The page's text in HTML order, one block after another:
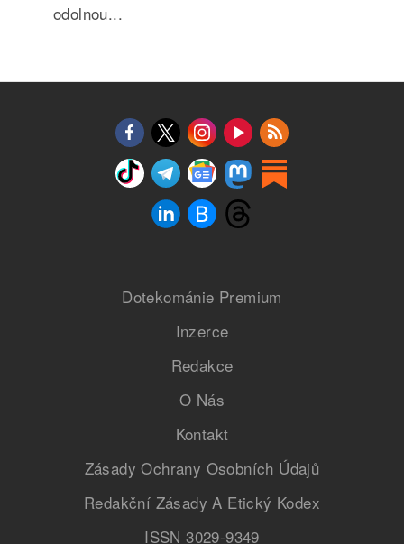
odolnou...
Dotekománie Premium
Inzerce
Redakce
O Nás
Kontakt
Zásady Ochrany Osobních Údajů
Redakční Zásady A Etický Kodex
ISSN 3029-9349